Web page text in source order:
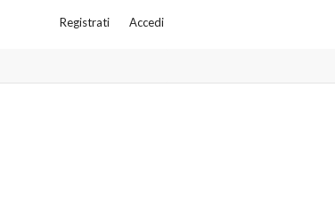
Registrati Accedi